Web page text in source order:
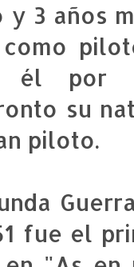
y 3 años
él por
su
piloto.
fue el